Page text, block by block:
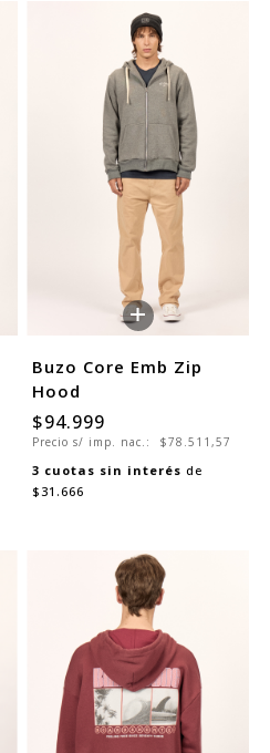
+
Buzo Core Emb Zip
Hood
$94.999
Precio s/ imp. nac.: $78.511,57
3 cuotas sin interés de
$31.666